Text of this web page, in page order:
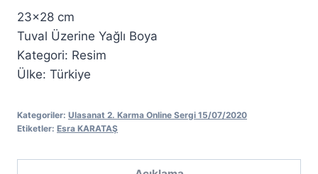
23×28 cm
Tuval Üzerine Yağlı Boya
Kategori: Resim
Ülke: Türkiye
Kategoriler: Ulasanat 2. Karma Online Sergi 15/07/2020
Etiketler: Esra KARATAŞ